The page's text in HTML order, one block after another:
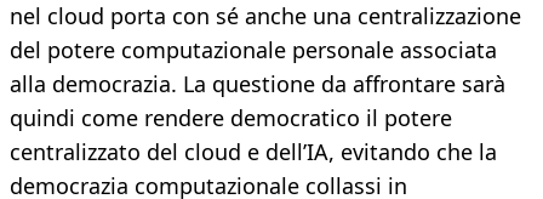
nel cloud porta con sé anche una centralizzazione
del potere computazionale personale associata
alla democrazia. La questione da affrontare sarà
quindi come rendere democratico il potere
centralizzato del cloud e dell’IA, evitando che la
democrazia computazionale collassi in